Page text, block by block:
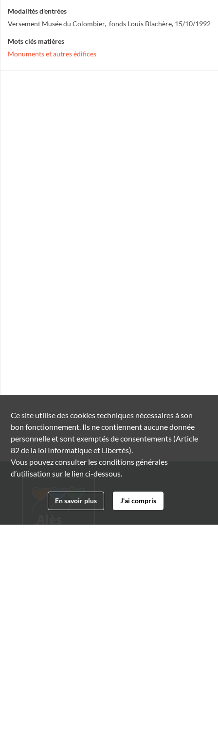
Modalités d'entrées
Versement Musée du Colombier, fonds Louis Blachère, 15/10/1992
Mots clés matières
Monuments et autres édifices
Ce site utilise descookiestechniques nécessaires à son
bon fonctionnement. Ils ne contiennent aucune donnée
personnelle et sont exemptés de consentements (Article
82 de la loi Informatique et Libertés).
Vous pouvez consulter les conditions générales
d’utilisation sur le lien ci-dessous.
En savoir plus J'ai compris